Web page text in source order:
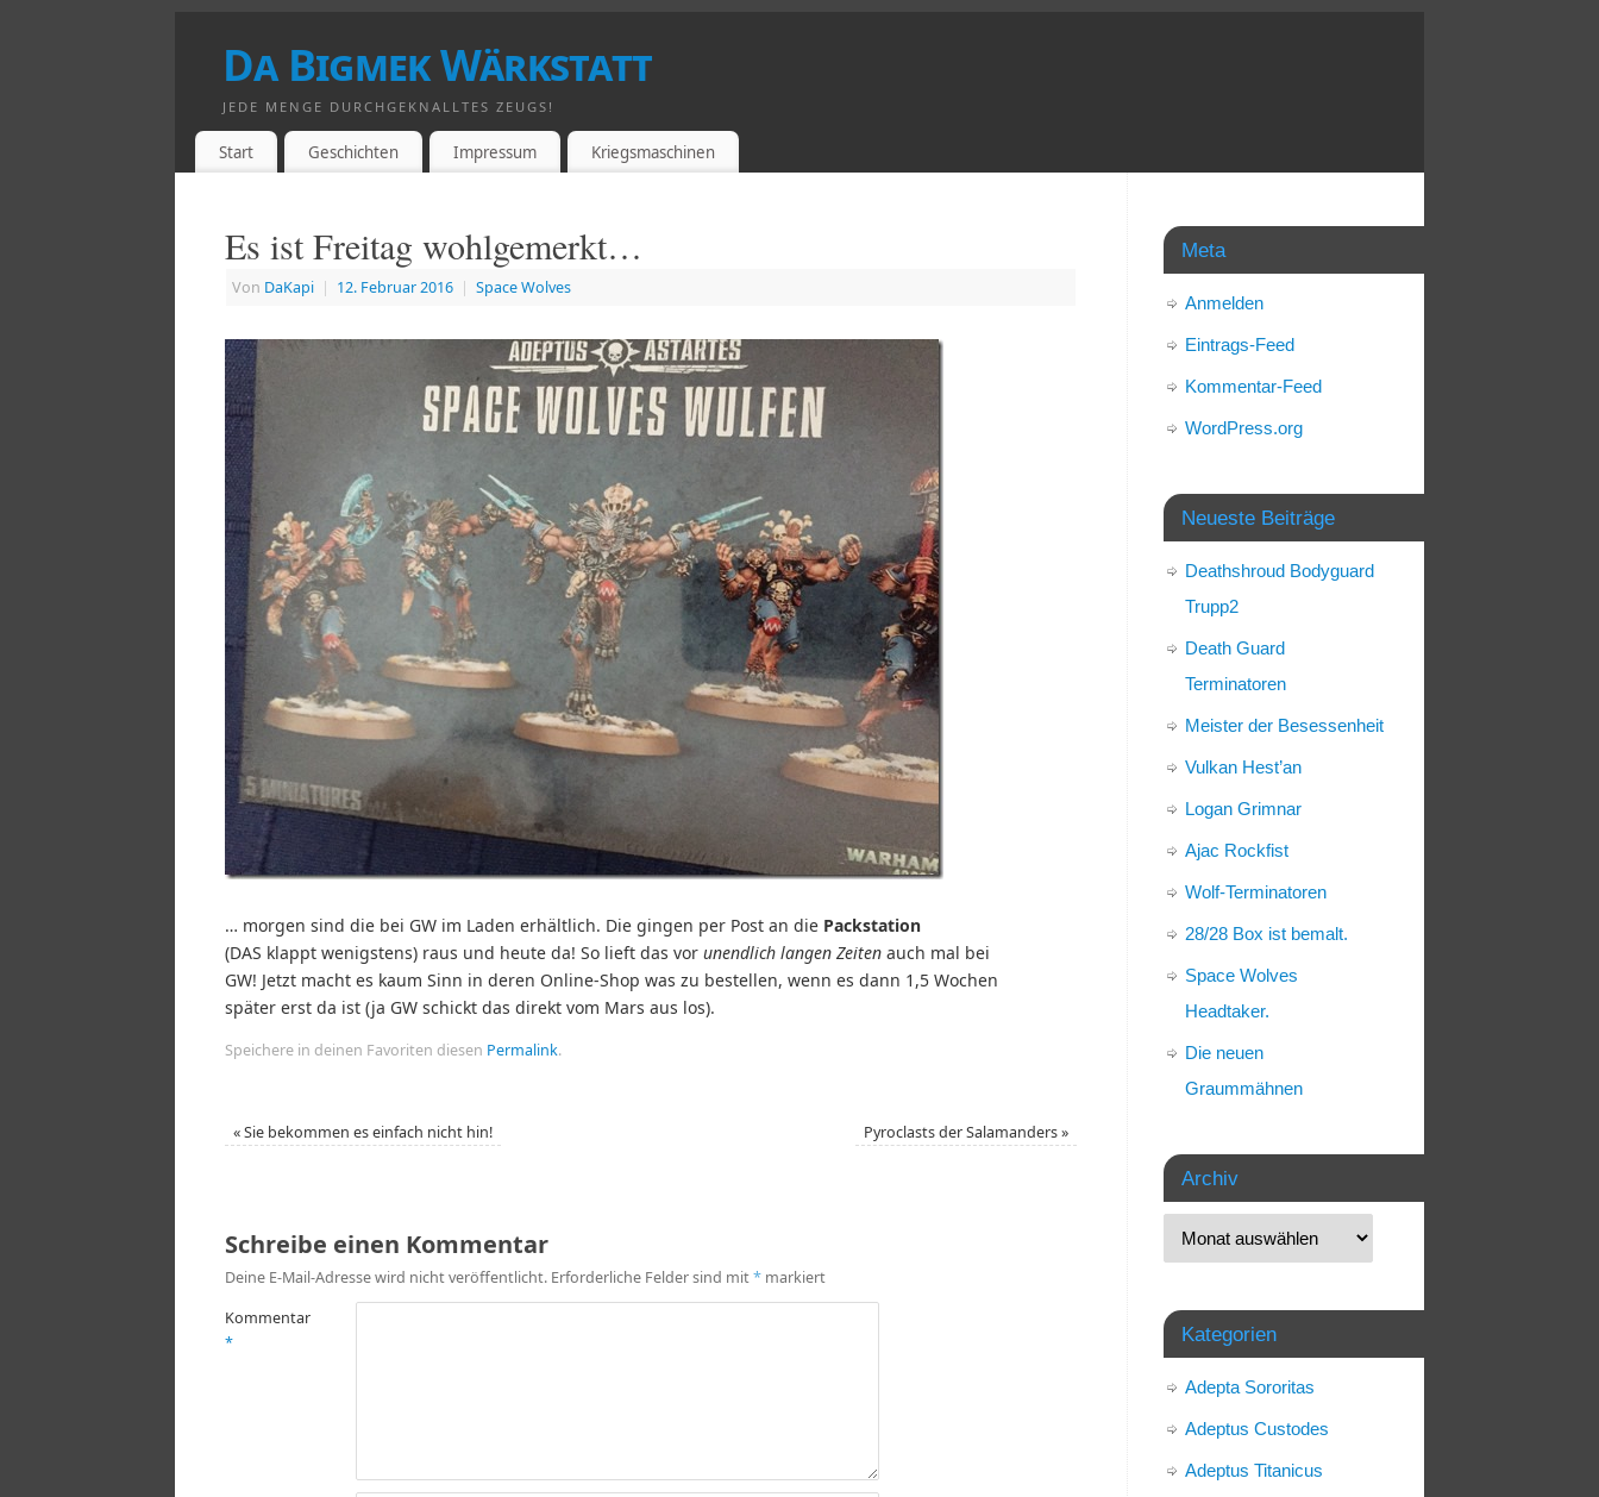
Da Bigmek Wärkstatt
JEDE MENGE DURCHGEKNALLTES ZEUGS!
Start Geschichten Impressum Kriegsmaschinen
Es ist Freitag wohlgemerkt…
Von DaKapi | 12. Februar 2016 | Space Wolves
… morgen sind die bei GW im Laden erhältlich. Die gingen per Post an die Packstation
(DAS klappt wenigstens) raus und heute da! So lieft das vor unendlich langen Zeiten auch mal bei
GW! Jetzt macht es kaum Sinn in deren Online-Shop was zu bestellen, wenn es dann 1,5 Wochen
später erst da ist (ja GW schickt das direkt vom Mars aus los).
Speichere in deinen Favoriten diesen Permalink.
«Sie bekommen es einfach nicht hin! Pyroclasts der Salamanders»
Schreibe einen Kommentar
Deine E-Mail-Adresse wird nicht veröffentlicht. Erforderliche Felder sind mit* markiert
Kommentar
*
Meta
Anmelden
Eintrags-Feed
Kommentar-Feed
WordPress.org
Neueste Beiträge
Deathshroud Bodyguard
Trupp2
Death Guard
Terminatoren
Meister der Besessenheit
Vulkan Hest’an
Logan Grimnar
Ajac Rockfist
Wolf-Terminatoren
28/28 Box ist bemalt.
Space Wolves
Headtaker.
Die neuen
Graummähnen
Archiv
Kategorien
Adepta Sororitas
Adeptus Custodes
Adeptus Titanicus